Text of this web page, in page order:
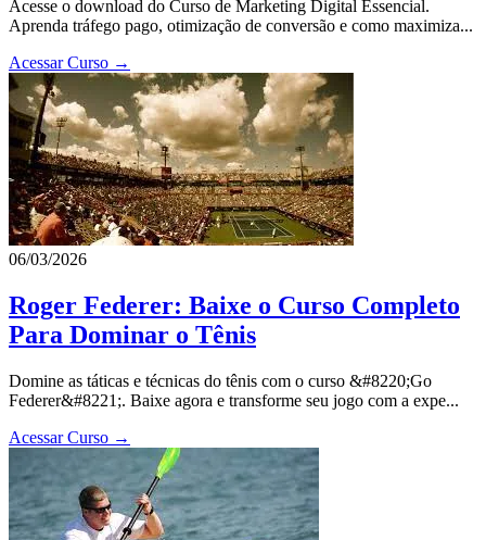
Acesse o download do Curso de Marketing Digital Essencial.
Aprenda tráfego pago, otimização de conversão e como maximiza...
Acessar Curso →
06/03/2026
Roger Federer: Baixe o Curso Completo
Para Dominar o Tênis
Domine as táticas e técnicas do tênis com o curso &#8220;Go
Federer&#8221;. Baixe agora e transforme seu jogo com a expe...
Acessar Curso →